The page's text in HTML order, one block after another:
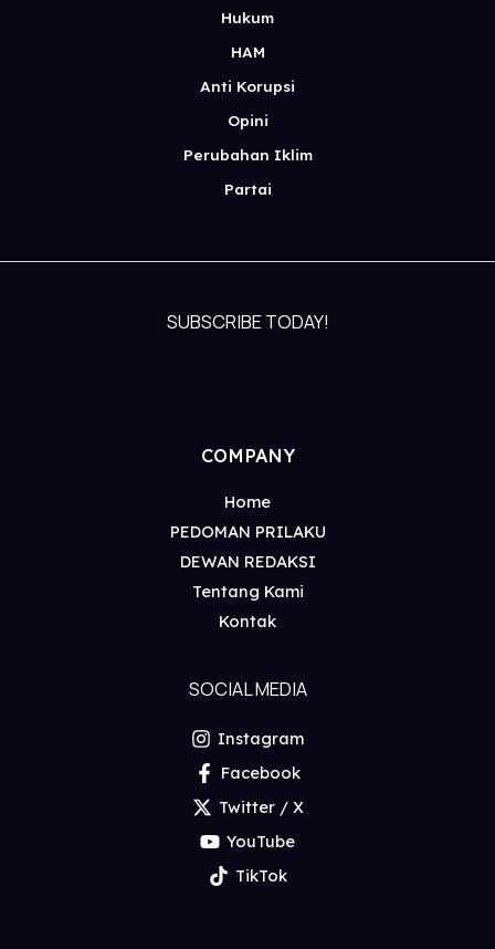
Hukum
HAM
Anti Korupsi
Opini
Perubahan Iklim
Partai
SUBSCRIBE TODAY!
COMPANY
Home
PEDOMAN PRILAKU
DEWAN REDAKSI
Tentang Kami
Kontak
SOCIAL MEDIA
Instagram
Facebook
Twitter / X
YouTube
TikTok